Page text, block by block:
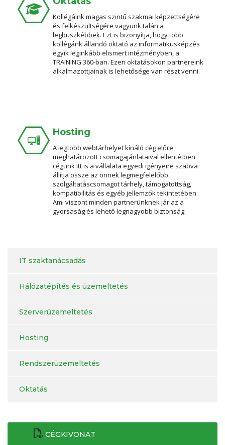
Kollégáink magas szintű szakmai képzettségére
és felkészültségére vagyunk talán a
legbüszkébbek. Ezt is bizonyítja, hogy több
kollégánk állandó oktató az informatikusképzés
egyik leginkább elismert intézményben, a
TRAINING 360-ban. Ezen oktatásokon partnereink
alkalmazottjainak is lehetősége van részt venni.
Hosting
A legtöbb webtárhelyet kínáló cég előre
meghatározott csomagajánlataival ellentétben
cégünk itt is a vállalata egyedi igényeire szabva
állítja össze az önnek legmegfelelőbb
szolgáltatáscsomagot tárhely, támogatottság,
kompatibilitás és egyéb jellemzők tekintetében.
Ami viszont minden partnerünknek jár az a
gyorsaság és lehető legnagyobb biztonság.
IT szaktanácsadás
Hálózatépítés és üzemeltetés
Szerverüzemeltetés
Hosting
Rendszerüzemeltetés
Oktatás
CÉGKIVONAT